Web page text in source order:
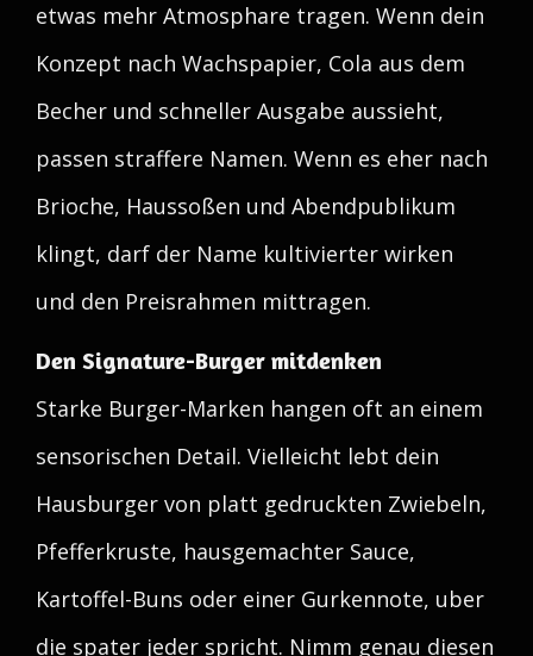
etwas mehr Atmosphare tragen. Wenn dein
Konzept nach Wachspapier, Cola aus dem
Becher und schneller Ausgabe aussieht,
passen straffere Namen. Wenn es eher nach
Brioche, Haussoßen und Abendpublikum
klingt, darf der Name kultivierter wirken
und den Preisrahmen mittragen.
Den Signature-Burger mitdenken
Starke Burger-Marken hangen oft an einem
sensorischen Detail. Vielleicht lebt dein
Hausburger von platt gedruckten Zwiebeln,
Pfefferkruste, hausgemachter Sauce,
Kartoffel-Buns oder einer Gurkennote, uber
die spater jeder spricht. Nimm genau diesen